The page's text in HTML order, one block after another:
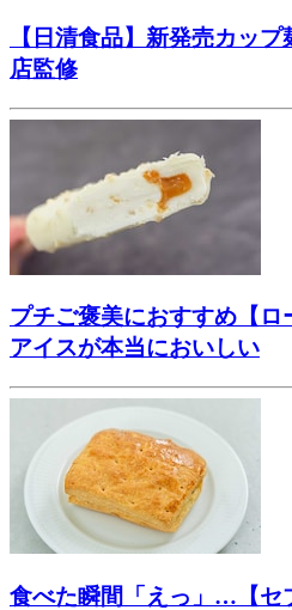
【日清食品】新発売カッ
店監修
プチご褒美におすすめ【ロ
アイスが本当においしい
食べた瞬間「えっ」…【セ